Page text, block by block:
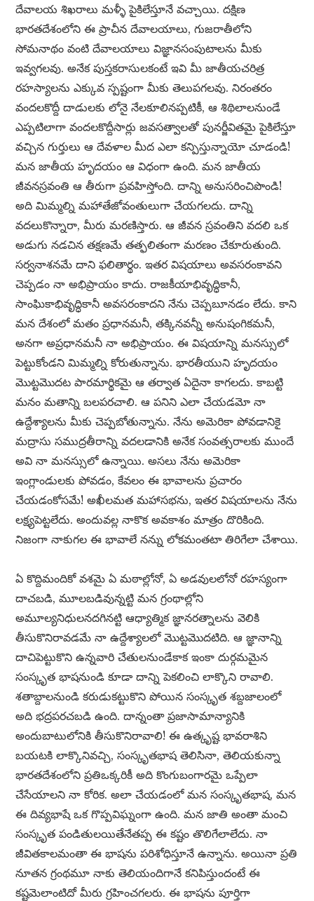
దేవాలయ శిఖరాలు మళ్ళీ పైకిలేస్తూనే వచ్చాయి. దక్షిణ
భారతదేశంలోని ఈ ప్రాచీన దేవాలయాలు, గుజరాతీలోని
సోమనాథం వంటి దేవాలయాలు విజ్ఞానసంపుటాలను మీకు
ఇవ్వగలవు. అనేక పుస్తకరాసులకంటే ఇవి మీ జాతీయచరిత్ర
రహస్యాలను ఎక్కువ స్పష్టంగా మీకు తెలుపగలవు. నిరంతరం
వందలకొద్దీ దాడులకు లోనై నేలకూలినప్పటికీ, ఆ శిథిలాలనుండే
ఎప్పటిలాగా వందలకొద్దీసార్లు జవసత్వాలతో పునర్జీవితమై పైకిలేస్తూ
వచ్చిన గుర్తులు ఆ దేవళాల మీద ఎలా కన్పిస్తున్నాయో చూడండి!
మన జాతీయ హృదయం ఆ విధంగా ఉంది. మన జాతీయ
జీవనస్రవంతి ఆ తీరుగా ప్రవహిస్తోంది. దాన్ని అనుసరించిపొండి!
అది మిమ్మల్ని మహాతేజోవంతులుగా చేయగలదు. దాన్ని
వదలుకొన్నారా, మీరు మరణిస్తారు. ఆ జీవన స్రవంతిని వదలి ఒక
అడుగు నడచిన తక్షణమే తత్ఫలితంగా మరణం చేకూరుతుంది.
సర్వనాశనమే దాని ఫలితార్థం. ఇతర విషయాలు అవసరంకావని
చెప్పడం నా అభిప్రాయం కాదు. రాజకీయాభివృద్ధికానీ,
సాంఘికాభివృద్ధికానీ అవసరంకాదని నేను చెప్పబూనడం లేదు. కాని
మన దేశంలో మతం ప్రధానమనీ, తక్కినవన్నీ అనుషంగికమనీ,
అనగా అప్రధానమనీ నా అభిప్రాయం. ఈ విషయాన్ని మనస్సులో
పెట్టుకోండని మిమ్మల్ని కోరుతున్నాను. భారతీయుని హృదయం
మొట్టమొదట పారమార్థికమై ఆ తర్వాత ఏదైనా కాగలదు. కాబట్టి
మనం మతాన్ని బలపరచాలి. ఆ పనిని ఎలా చేయడమో నా
ఉద్దేశ్యాలను మీకు చెప్పబోతున్నాను. నేను అమెరికా పోవడానికై
మద్రాసు సముద్రతీరాన్ని వదలడానికి అనేక సంవత్సరాలకు ముందే
అవి నా మనస్సులో ఉన్నాయి. అసలు నేను అమెరికా
ఇంగ్లాండులకు పోవడం, కేవలం ఈ భావాలను ప్రచారం
చేయడంకోసమే! అఖీలమత మహాసభను, ఇతర విషయాలను నేను
లక్ష్యపెట్టలేదు. అందువల్ల నాకొక అవకాశం మాత్రం దొరికింది.
నిజంగా నాకుగల ఈ భావాలే నన్ను లోకమంతటా తిరిగేలా చేశాయి.
ఏ కొద్దిమందికో వశమై ఏ మఠాల్లోనో, ఏ అడవులలోనో రహస్యంగా
దాచబడి, మూలబడివున్నట్టి మన గ్రంథాల్లోని
అమూల్యనిధులనదగినట్టి ఆధ్యాత్మిక జ్ఞానరత్నాలను వెలికి
తీసుకొనిరావడమే నా ఉద్దేశ్యాలలో మొట్టమొదటిది. ఆ జ్ఞానాన్ని
దాచిపెట్టుకొని ఉన్నవారి చేతులనుండేకాక ఇంకా దుర్గమమైన
సంస్కృత భాషనుండి కూడా దాన్ని పెకలించి లాక్కొని రావాలి.
శతాబ్దాలనుండి కరుడుకట్టుకొని పోయిన సంస్కృత శబ్దజాలంలో
అది భద్రపరచబడి ఉంది. దాన్నంతా ప్రజాసామాన్యానికి
అందుబాటులోనికి తీసుకొనిరావాలి! ఈ ఉత్కృష్ట భావరాశిని
బయటకి లాక్కొనివచ్చి, సంస్కృతభాష తెలిసినా, తెలియకున్నా
భారతదేశంలోని ప్రతిఒక్కరికీ అది కొంగుబంగారమై ఒప్పేలా
చేసేయాలని నా కోరిక. అలా చేయడంలో మన సంస్కృతభాష, మన
ఈ దివ్యభాషే ఒక గొప్పవిఘ్నంగా ఉంది. మన జాతి అంతా మంచి
సంస్కృత పండితులయితేనేతప్ప ఈ కష్టం తొలిగేలాలేదు. నా
జీవితకాలమంతా ఈ భాషను పరిశోధిస్తూనే ఉన్నాను. అయినా ప్రతి
నూతన గ్రంథమూ నాకు తెలియందిగానే కనిపిస్తుందంటే ఈ
కష్టమెలాంటిదో మీరు గ్రహించగలరు. ఈ భాషను పూర్తిగా